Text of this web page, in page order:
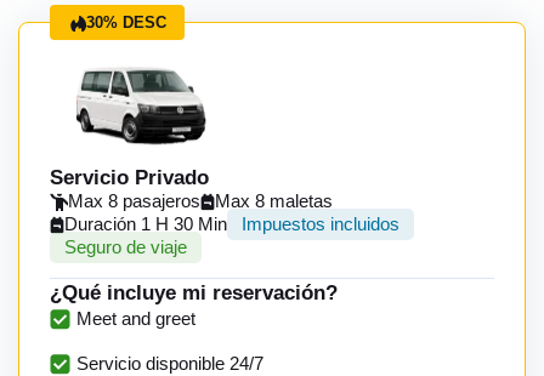
30% DESC
Servicio Privado
Max 8 pasajeros
Max 8 maletas
Duración 1 H 30 Min
Impuestos incluidos
Seguro de viaje
¿Qué incluye mi reservación?
Meet and greet
Servicio disponible 24/7